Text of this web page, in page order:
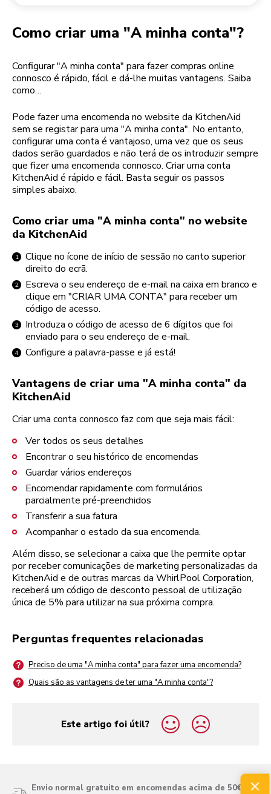
Como criar uma "A minha conta"?
Configurar "A minha conta" para fazer compras online
connosco é rápido, fácil e dá-lhe muitas vantagens. Saiba
como…
Pode fazer uma encomenda no website da KitchenAid
sem se registar para uma "A minha conta". No entanto,
configurar uma conta é vantajoso, uma vez que os seus
dados serão guardados e não terá de os introduzir sempre
que fizer uma encomenda connosco. Criar uma conta
KitchenAid é rápido e fácil. Basta seguir os passos
simples abaixo.
Como criar uma "A minha conta" no website
da KitchenAid
Clique no ícone de início de sessão no canto superior
direito do ecrã.
Escreva o seu endereço de e-mail na caixa em branco e
clique em "CRIAR UMA CONTA" para receber um
código de acesso.
Introduza o código de acesso de 6 dígitos que foi
enviado para o seu endereço de e-mail.
Configure a palavra-passe e já está!
Vantagens de criar uma "A minha conta" da
KitchenAid
Criar uma conta connosco faz com que seja mais fácil:
Ver todos os seus detalhes
Encontrar o seu histórico de encomendas
Guardar vários endereços
Encomendar rapidamente com formulários
parcialmente pré-preenchidos
Transferir a sua fatura
Acompanhar o estado da sua encomenda.
Além disso, se selecionar a caixa que lhe permite optar
por receber comunicações de marketing personalizadas da
KitchenAid e de outras marcas da WhirlPool Corporation,
receberá um código de desconto pessoal de utilização
única de 5% para utilizar na sua próxima compra.
Perguntas frequentes relacionadas
Preciso de uma "A minha conta" para fazer uma encomenda?
Quais são as vantagens de ter uma "A minha conta"?
Este artigo foi útil?
yes
no
Envio normal gratuito em encomendas acima de 50€